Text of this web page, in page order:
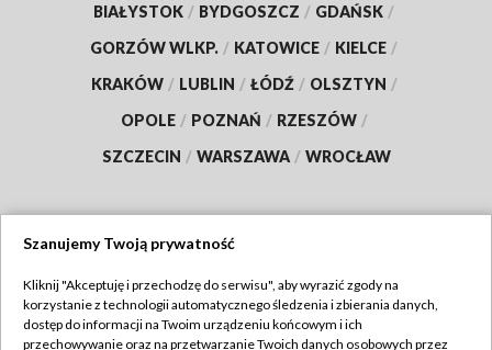
BIAŁYSTOK / BYDGOSZCZ / GDAŃSK /
GORZÓW WLKP. / KATOWICE / KIELCE /
KRAKÓW / LUBLIN / ŁÓDŹ / OLSZTYN /
OPOLE / POZNAŃ / RZESZÓW /
SZCZECIN / WARSZAWA / WROCŁAW
TVP
Abonament TVP
Szanujemy Twoją prywatność
Kliknij "Akceptuję i przechodzę do serwisu", aby wyrazić zgody na
korzystanie z technologii automatycznego śledzenia i zbierania danych,
dostęp do informacji na Twoim urządzeniu końcowym i ich
przechowywanie oraz na przetwarzanie Twoich danych osobowych przez